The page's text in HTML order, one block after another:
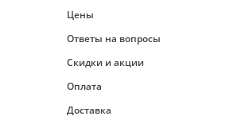
Цены
Ответы на вопросы
Скидки и акции
Оплата
Доставка